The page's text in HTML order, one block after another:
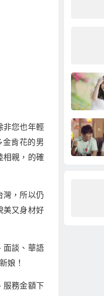
非您也年輕
肯花的男
相親，的確
灣，所以仍
美又身材好
面談、華語
娘！
服務金額下